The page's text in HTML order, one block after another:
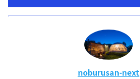
noburusan-next